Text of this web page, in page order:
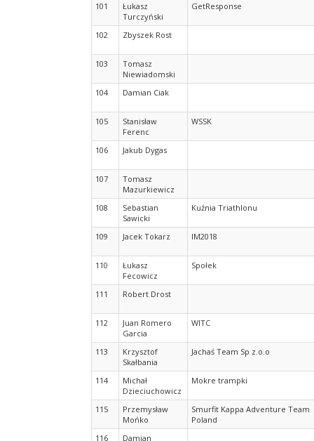
101
Łukasz
Turczyński
GetResponse
102 Zbyszek Rost
103
Tomasz
Niewiadomski
104
Damian Ciak
105
Stanisław
Ferenc
WSSK
106 Jakub Dygas
107
Tomasz
Mazurkiewicz
108
Sebastian
Sawicki
Kuźnia Triathlonu
109 Jacek Tokarz IM2018
110
Łukasz
Fecowicz
Społek
111 Robert Drost
112
Juan Romero
Garcia
WITC
113
Krzysztof
Skałbania
Jachaś Team Sp z.o.o
114
Michał
Dzieciuchowicz
Mokre trampki
115
Przemysław
Mońko
Smurfit Kappa Adventure Team
Poland
116
Damian